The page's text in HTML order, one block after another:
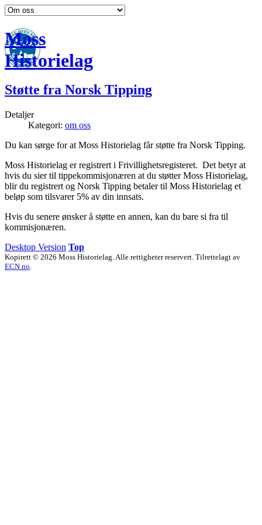
Moss
Historielag
Støtte fra Norsk Tipping
Detaljer
Kategori: om oss
Du kan sørge for at Moss Historielag får støtte fra Norsk Tipping.
Moss Historielag er registrert i Frivillighetsregisteret. Det betyr at
hvis du sier til tippekommisjonæren at du støtter Moss Historielag,
blir du registrert og Norsk Tipping betaler til Moss Historielag et
beløp som tilsvarer 5% av din innsats.
Hvis du senere ønsker å støtte en annen, kan du bare si fra til
kommisjonæren.
Desktop Version Top
Kopirett © 2026 Moss Historielag. Alle rettigheter reservert. Tilrettelagt av
ECN.no